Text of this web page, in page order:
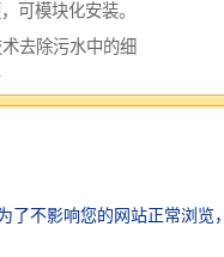
可模块化安装。
去除污水中的细
特定类型的污水。
地区，用于将污水